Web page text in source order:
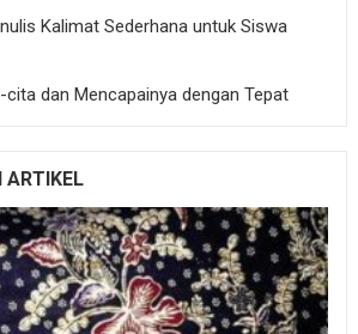
Kalimat Sederhana untuk Siswa
cita dan Mencapainya dengan Tepat
ARTIKEL